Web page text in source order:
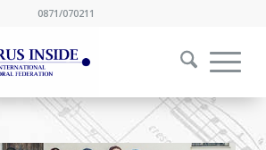
0871/070211